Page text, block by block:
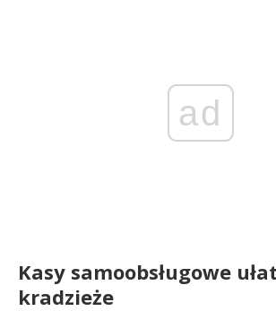
ad
Kasy samoobsługowe
kradzieże